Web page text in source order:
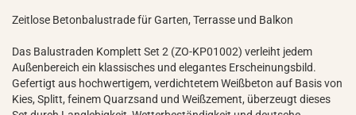
Zeitlose Betonbalustrade für Garten, Terrasse und Balkon
Das Balustraden Komplett Set 2 (ZO-KP01002) verleiht jedem
Außenbereich ein klassisches und elegantes Erscheinungsbild.
Gefertigt aus hochwertigem, verdichtetem Weißbeton auf Basis von
Kies, Splitt, feinem Quarzsand und Weißzement, überzeugt dieses